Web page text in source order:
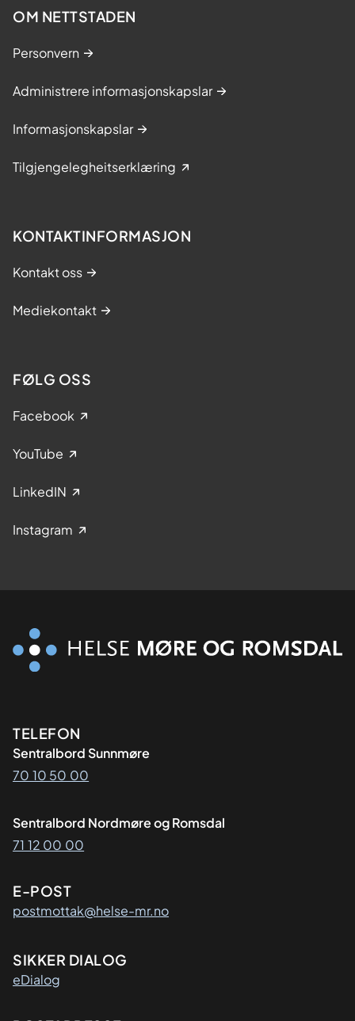
OM NETTSTADEN
Personvern
Administrere informasjonskapslar
Informasjonskapslar
Tilgjengelegheitserklæring
KONTAKTINFORMASJON
Kontakt oss
Mediekontakt
FØLG OSS
Facebook
YouTube
LinkedIN
Instagram
Kontaktinformasjon
TELEFON
Sentralbord Sunnmøre
70 10 50 00
Sentralbord Nordmøre og Romsdal
71 12 00 00
E-POST
postmottak@helse-mr.no
SIKKER DIALOG
eDialog